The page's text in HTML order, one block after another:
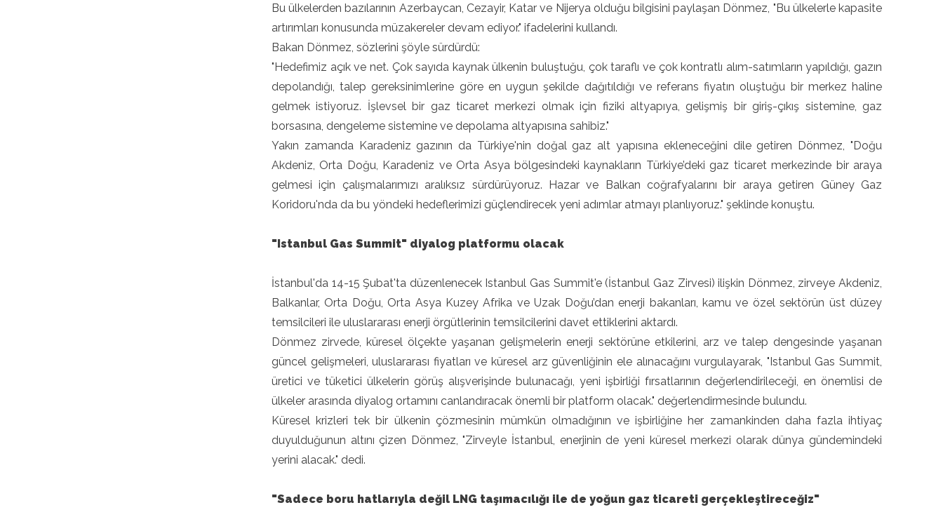
Bu ülkelerden bazılarının Azerbaycan, Cezayir, Katar ve Nijerya olduğu bilgisini paylaşan Dönmez, "Bu ülkelerle kapasite
artırımları konusunda müzakereler devam ediyor." ifadelerini kullandı.
Bakan Dönmez, sözlerini şöyle sürdürdü:
"Hedefimiz açık ve net. Çok sayıda kaynak ülkenin buluştuğu, çok taraflı ve çok kontratlı alım-satımların yapıldığı, gazın
depolandığı, talep gereksinimlerine göre en uygun şekilde dağıtıldığı ve referans fiyatın oluştuğu bir merkez haline
gelmek istiyoruz. İşlevsel bir gaz ticaret merkezi olmak için fiziki altyapıya, gelişmiş bir giriş-çıkış sistemine, gaz
borsasına, dengeleme sistemine ve depolama altyapısına sahibiz."
Yakın zamanda Karadeniz gazının da Türkiye'nin doğal gaz alt yapısına ekleneceğini dile getiren Dönmez, "Doğu
Akdeniz, Orta Doğu, Karadeniz ve Orta Asya bölgesindeki kaynakların Türkiye’deki gaz ticaret merkezinde bir araya
gelmesi için çalışmalarımızı aralıksız sürdürüyoruz. Hazar ve Balkan coğrafyalarını bir araya getiren Güney Gaz
Koridoru'nda da bu yöndeki hedeflerimizi güçlendirecek yeni adımlar atmayı planlıyoruz." şeklinde konuştu.
"Istanbul Gas Summit" diyalog platformu olacak
İstanbul'da 14-15 Şubat'ta düzenlenecek Istanbul Gas Summit'e (İstanbul Gaz Zirvesi) ilişkin Dönmez, zirveye Akdeniz,
Balkanlar, Orta Doğu, Orta Asya Kuzey Afrika ve Uzak Doğu’dan enerji bakanları, kamu ve özel sektörün üst düzey
temsilcileri ile uluslararası enerji örgütlerinin temsilcilerini davet ettiklerini aktardı.
Dönmez zirvede, küresel ölçekte yaşanan gelişmelerin enerji sektörüne etkilerini, arz ve talep dengesinde yaşanan
güncel gelişmeleri, uluslararası fiyatları ve küresel arz güvenliğinin ele alınacağını vurgulayarak, "Istanbul Gas Summit,
üretici ve tüketici ülkelerin görüş alışverişinde bulunacağı, yeni işbirliği fırsatlarının değerlendirileceği, en önemlisi de
ülkeler arasında diyalog ortamını canlandıracak önemli bir platform olacak." değerlendirmesinde bulundu.
Küresel krizleri tek bir ülkenin çözmesinin mümkün olmadığının ve işbirliğine her zamankinden daha fazla ihtiyaç
duyulduğunun altını çizen Dönmez, "Zirveyle İstanbul, enerjinin de yeni küresel merkezi olarak dünya gündemindeki
yerini alacak." dedi.
"Sadece boru hatlarıyla değil LNG taşımacılığı ile de yoğun gaz ticareti gerçekleştireceğiz"